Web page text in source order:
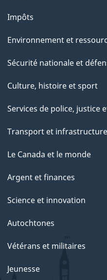
Impôts
Environnement et
Sécurité nationale et
Culture, histoire et sport
Services de police, justice
Transport et infrastructure
Le Canada et le monde
Argent et finances
Science et innovation
Autochtones
Vétérans et militaires
Jeunesse